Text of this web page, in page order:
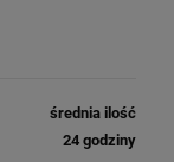
średnia ilość
24 godziny